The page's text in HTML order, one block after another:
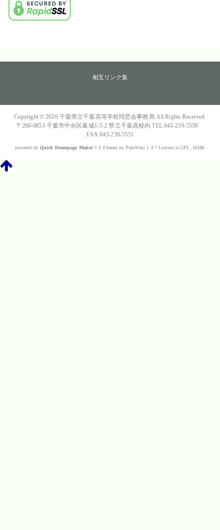
相互リンク集
Copyright © 2026 千葉県立千葉高等学校同窓会事務局 All Rights Reserved.
〒260-0853 千葉市中央区葛城1-5-2 県立千葉高校内 TEL.043-239-5550
FAX.043-239-5551
powered by Quick Homepage Maker7.3.0 based on PukiWiki 1.4.7 License is GPL. HAIK